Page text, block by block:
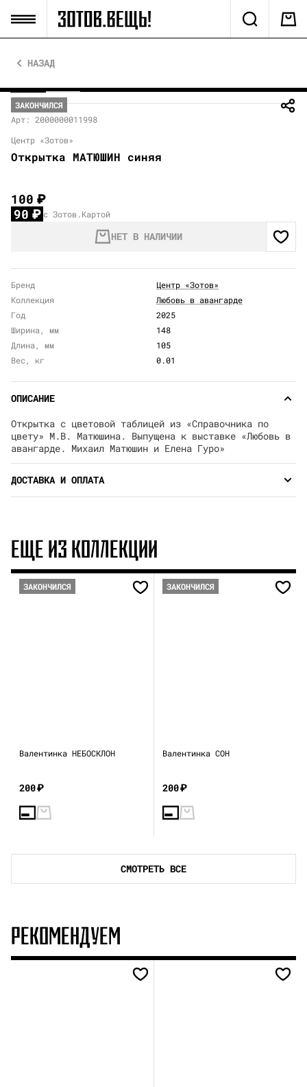
НАЗАД
ЗАКОНЧИЛСЯ
Арт: 2000000011998
Центр «Зотов»
Открытка МАТЮШИН синяя
100₽
90₽ с Зотов.Картой
НЕТ В НАЛИЧИИ
Бренд
Центр «Зотов»
Коллекция
Любовь в авангарде
Год
2025
Ширина, мм
148
Длина, мм
105
Вес, кг
0.01
ОПИСАНИЕ
Открытка с цветовой таблицей из «Справочника по
цвету» М.В. Матюшина. Выпущена к выставке «Любовь в
авангарде. Михаил Матюшин и Елена Гуро»
ДОСТАВКА И ОПЛАТА
ЕЩЕ ИЗ КОЛЛЕКЦИИ
ЗАКОНЧИЛСЯ
Валентинка НЕБОСКЛОН
200₽
ЗАКОНЧИЛСЯ
Валентинка СОН
200₽
СМОТРЕТЬ ВСЕ
РЕКОМЕНДУЕМ